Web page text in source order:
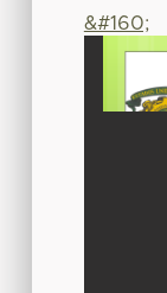
&#160;